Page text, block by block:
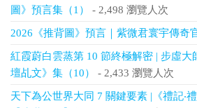
圖》預言集（1）
- 2,498 瀏覽人次
2026《推背圖》預言｜紫微君寰宇傳奇
紅霞蔚白雲蒸第 10 節終極解密 | 步虛大
壇乩文》集（10）
- 2,433 瀏覽人次
天下為公世界大同 7 關鍵要素 |《禮記‧